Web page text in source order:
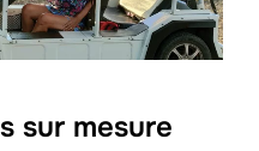
sur mesure